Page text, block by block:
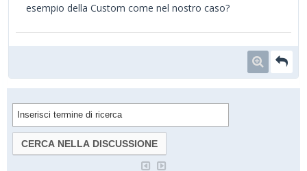
esempio della Custom come nel nostro caso?